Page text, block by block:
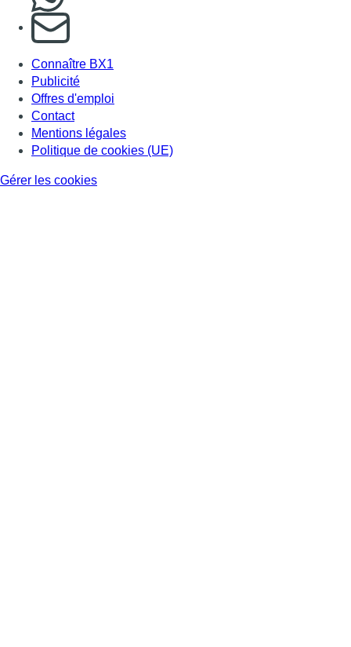
S'abonner à notre newsletter
Connaître BX1
Publicité
Offres d'emploi
Contact
Mentions légales
Politique de cookies (UE)
Gérer les cookies